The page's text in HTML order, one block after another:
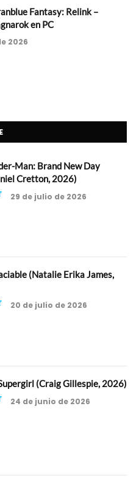
Fantasy: Relink –
en PC
2026
Man: Brand New Day
Cretton, 2026)
29 de julio de 2026
(Natalie Erika James,
20 de julio de 2026
(Craig Gillespie, 2026)
24 de junio de 2026